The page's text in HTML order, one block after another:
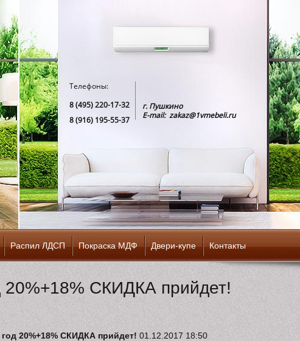
Телефоны:
8 (495) 220-17-32
8 (916) 195-55-37
г. Пушкино
E-mail: zakaz@1vmebeli.ru
Распил ЛДСП Покраска МДФ Двери-купе Контакты
20%+18% СКИДКА прийдет!
20%+18% СКИДКА прийдет! 01.12.2017 18:50